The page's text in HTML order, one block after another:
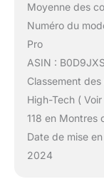
Moyenne des
Numéro du
Pro
ASIN :
Classement des
High-Tech (
118 en Montres
Date de mise
2024